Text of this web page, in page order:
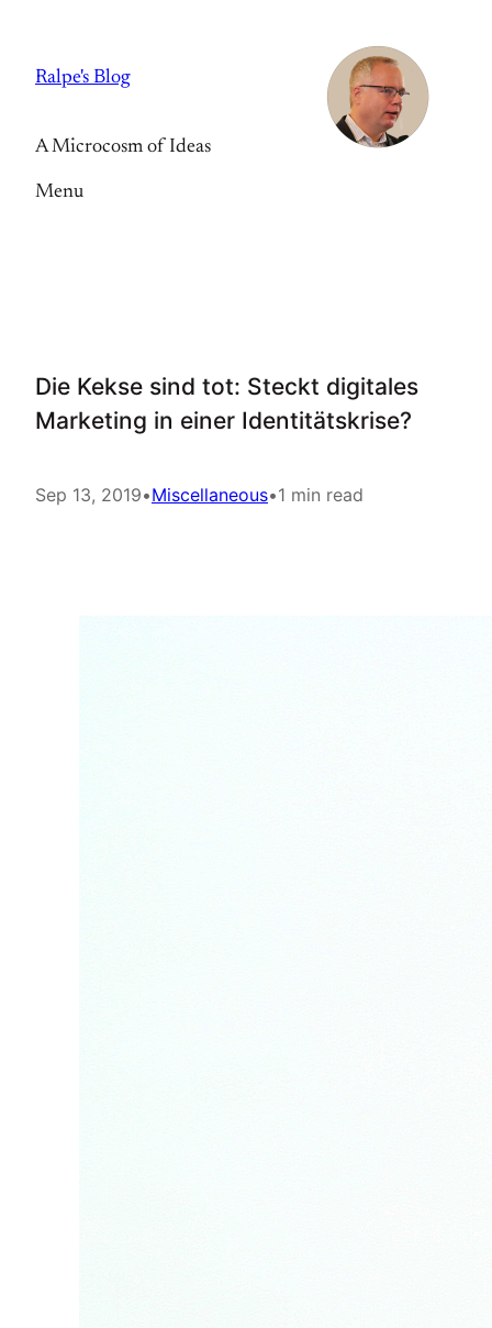
content
Ralpe's Blog
A Microcosm of Ideas
Menu
Die Kekse sind tot: Steckt digitales
Marketing in einer Identitätskrise?
Sep 13, 2019•Miscellaneous•1 min read